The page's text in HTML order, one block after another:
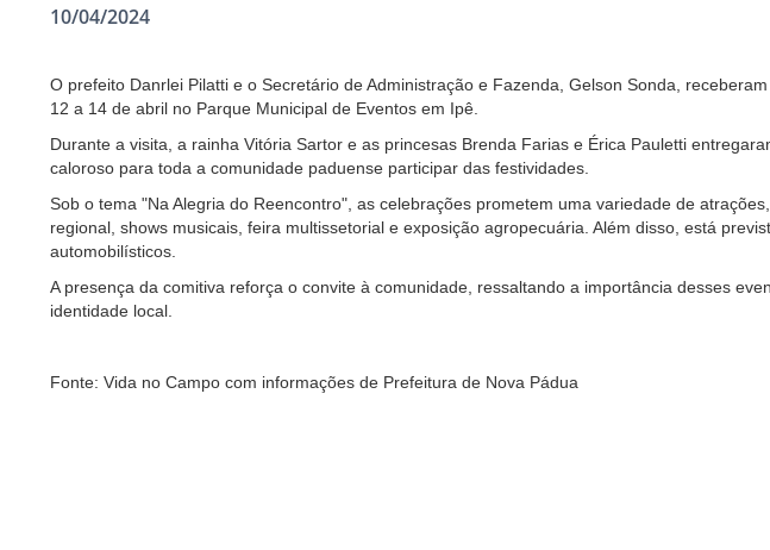
10/04/2024
O prefeito Danrlei Pilatti e o Secretário de Administração e Fazenda, Gelson Sonda,
12 a 14 de abril no Parque Municipal de Eventos em Ipê.
Durante a visita, a rainha Vitória Sartor e as princesas Brenda Farias e Érica Pauletti
caloroso para toda a comunidade paduense participar das festividades.
Sob o tema "Na Alegria do Reencontro", as celebrações prometem uma variedade de
regional, shows musicais, feira multissetorial e exposição agropecuária. Além disso, está
automobilísticos.
A presença da comitiva reforça o convite à comunidade, ressaltando a importância desses
identidade local.
Fonte: Vida no Campo com informações de Prefeitura de Nova Pádua